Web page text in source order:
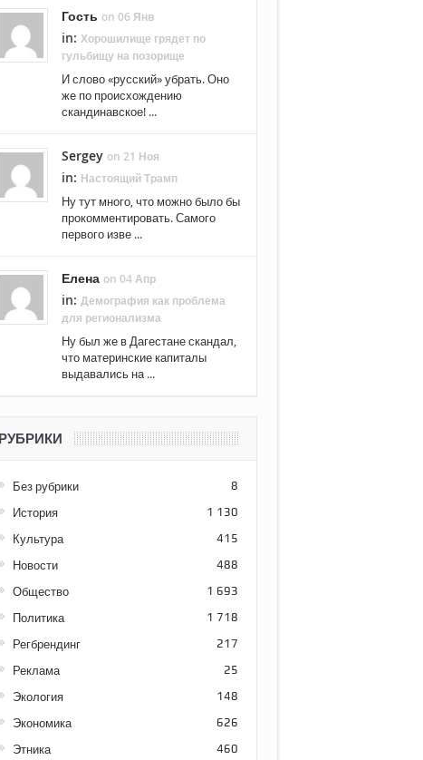
Гость on 06 Янв
in: Хорошилище грядет по
гульбищу на позорище
И слово «русский» убрать. Оно
же по происхождению
скандинавское! ...
Sergey on 21 Ноя
in: Настоящий Трамп
Ну тут много, что можно было бы
прокомментировать. Самого
первого изве ...
Елена on 04 Апр
in: Демография как проблема
для регионализма
Ну был же в Дагестане скандал,
что материнские капиталы
выдавались на ...
РУБРИКИ
Без рубрики 8
История 1 130
Культура 415
Новости 488
Общество 1 693
Политика 1 718
Регбрендинг 217
Реклама 25
Экология 148
Экономика 626
Этника 460